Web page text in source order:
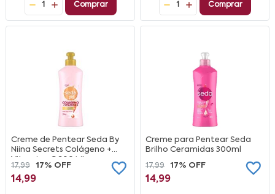
1 Comprar 1 Comprar
Creme de Pentear Seda By
Niina Secrets Colágeno +
Vitamina C 300 ML
17,99 17% OFF
14,99
Creme para Pentear Seda
Brilho Ceramidas 300ml
17,99
17% OFF
14,99